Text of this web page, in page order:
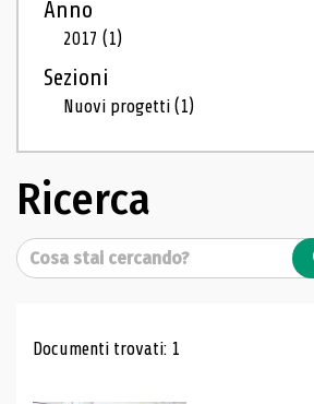
Anno
2017(1)
Sezioni
Nuovi progetti(1)
Ricerca
Cerca
Risultati di ricerca
Documenti trovati: 1